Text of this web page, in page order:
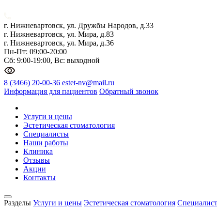
г. Нижневартовск, ул. Дружбы Народов, д.33
г. Нижневартовск, ул. Мира, д.83
г. Нижневартовск, ул. Мира, д.36
Пн-Пт: 09:00-20:00
Сб: 9:00-19:00, Вс: выходной
8 (3466) 20-00-36 estet-nv@mail.ru
Информация для пациентов Обратный звонок
Услуги и цены
Эстетическая стоматология
Специалисты
Наши работы
Клиника
Отзывы
Акции
Контакты
Разделы Услуги и цены Эстетическая стоматология